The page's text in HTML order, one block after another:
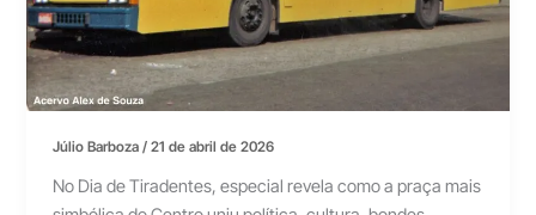
Júlio Barboza/21 de abril de 2026
No Dia de Tiradentes, especial revela como a praça mais